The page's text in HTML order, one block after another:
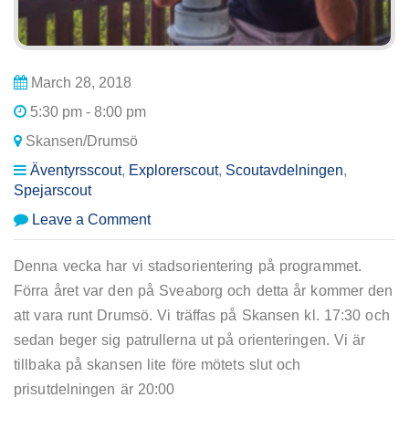
March 28, 2018
5:30 pm - 8:00 pm
Skansen/Drumsö
Äventyrsscout, Explorerscout, Scoutavdelningen,
Spejarscout
Leave a Commenton
ÄVentyrsscoutmöte/Avdelningsmöte
Denna vecka har vi stadsorientering på programmet.
Förra året var den på Sveaborg och detta år kommer den
att vara runt Drumsö. Vi träffas på Skansen kl. 17:30 och
sedan beger sig patrullerna ut på orienteringen. Vi är
tillbaka på skansen lite före mötets slut och
prisutdelningen är 20:00